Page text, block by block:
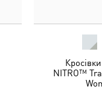
NITRO™